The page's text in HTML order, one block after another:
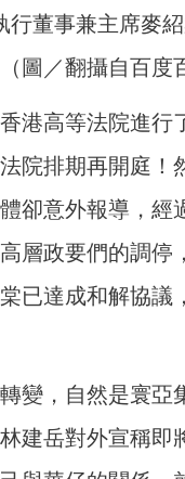
行董事兼主席麥
圖／翻攝自百度
港高等法院進行
院排期再開庭！
卻意外報導，經
層政要們的調停
已達成和解協議
變，自然是寰亞
建岳對外宣稱即